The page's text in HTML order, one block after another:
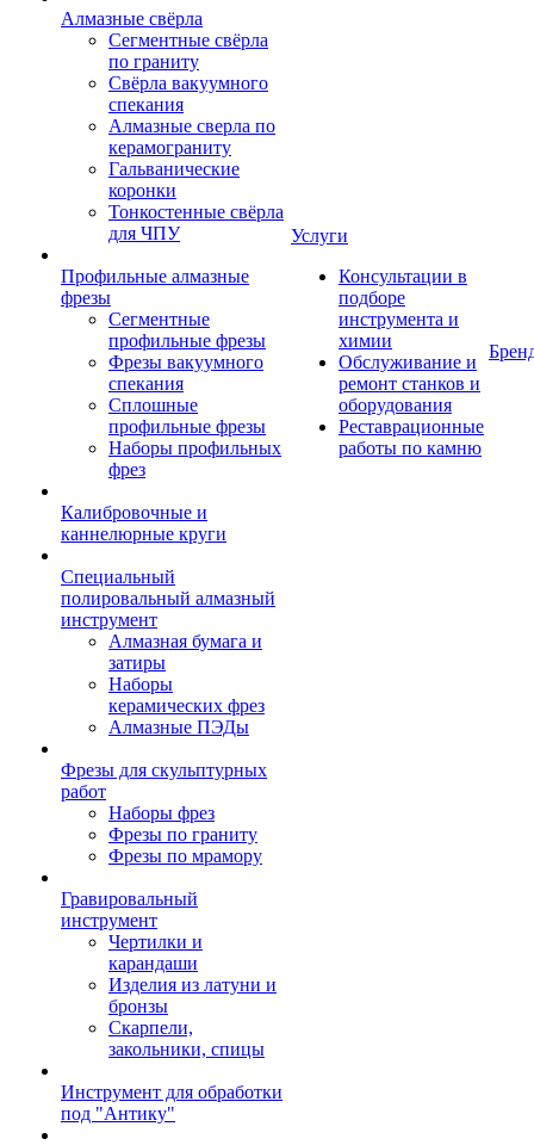
Алмазные свёрла
Сегментные свёрла
по граниту
Свёрла вакуумного
спекания
Алмазные сверла по
керамограниту
Гальванические
коронки
Тонкостенные свёрла
для ЧПУ
Профильные алмазные
фрезы
Сегментные
профильные фрезы
Фрезы вакуумного
спекания
Сплошные
профильные фрезы
Наборы профильных
фрез
Калибровочные и
каннелюрные круги
Специальный
полировальный алмазный
инструмент
Алмазная бумага и
затиры
Наборы
керамических фрез
Алмазные ПЭДы
Фрезы для скульптурных
работ
Наборы фрез
Фрезы по граниту
Фрезы по мрамору
Гравировальный
инструмент
Чертилки и
карандаши
Изделия из латуни и
бронзы
Скарпели,
закольники, спицы
Инструмент для обработки
под "Антику"
Услуги
Консультации в
подборе
инструмента и
химии
Обслуживание и
ремонт станков и
оборудования
Реставрационные
работы по камню